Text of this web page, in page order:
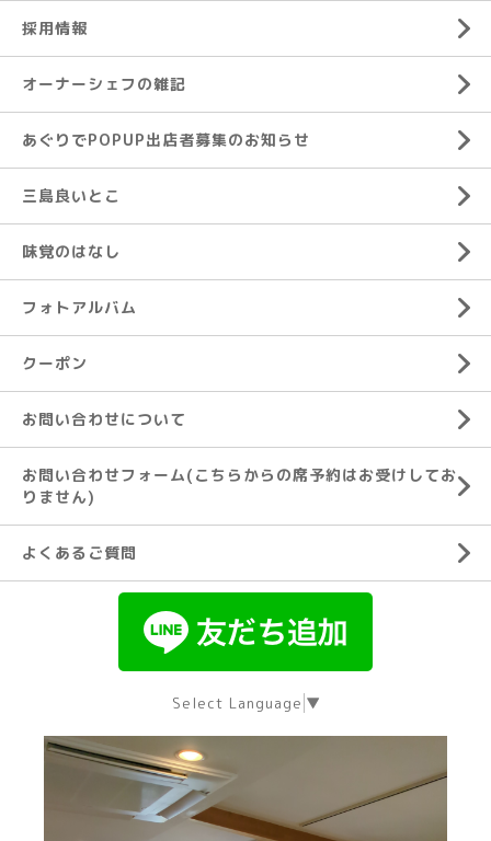
採用情報
オーナーシェフの雑記
あぐりでPOPUP出店者募集のお知らせ
三島良いとこ
味覚のはなし
フォトアルバム
クーポン
お問い合わせについて
お問い合わせフォーム(こちらからの席予約はお受けしてお
りません)
よくあるご質問
Select Language ▼